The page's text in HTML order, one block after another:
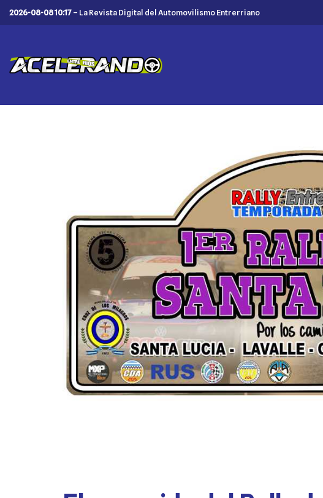
contenido
2026-08-08 10:17 – La Revista Digital del Automovilismo Entrerriano